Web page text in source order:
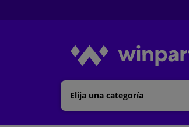
Elija una categoría